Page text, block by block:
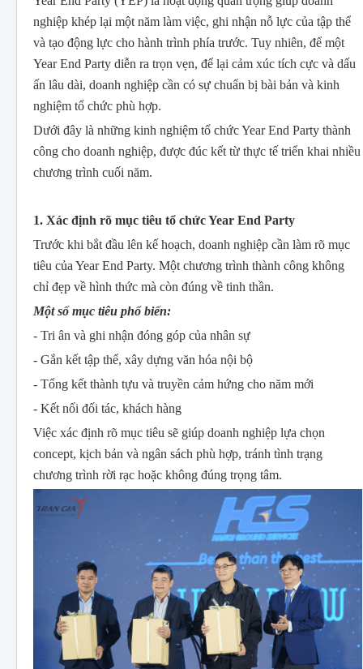
nghiệp khép lại một năm làm việc, ghi nhận nỗ lực của tập thể
và tạo động lực cho hành trình phía trước. Tuy nhiên, để một
Year End Party diễn ra trọn vẹn, để lại cảm xúc tích cực và dấu
ấn lâu dài, doanh nghiệp cần có sự chuẩn bị bài bản và kinh
nghiệm tổ chức phù hợp.
Dưới đây là những kinh nghiệm tổ chức Year End Party thành
công cho doanh nghiệp, được đúc kết từ thực tế triển khai nhiều
chương trình cuối năm.
1. Xác định rõ mục tiêu tổ chức Year End Party
Trước khi bắt đầu lên kế hoạch, doanh nghiệp cần làm rõ mục
tiêu của Year End Party. Một chương trình thành công không
chỉ đẹp về hình thức mà còn đúng về tinh thần.
Một số mục tiêu phổ biến:
- Tri ân và ghi nhận đóng góp của nhân sự
- Gắn kết tập thể, xây dựng văn hóa nội bộ
- Tổng kết thành tựu và truyền cảm hứng cho năm mới
- Kết nối đối tác, khách hàng
Việc xác định rõ mục tiêu sẽ giúp doanh nghiệp lựa chọn
concept, kịch bản và ngân sách phù hợp, tránh tình trạng
chương trình rời rạc hoặc không đúng trọng tâm.